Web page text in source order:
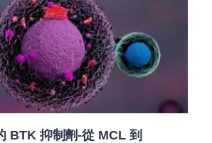
BTK 抑制劑-從 MCL 到